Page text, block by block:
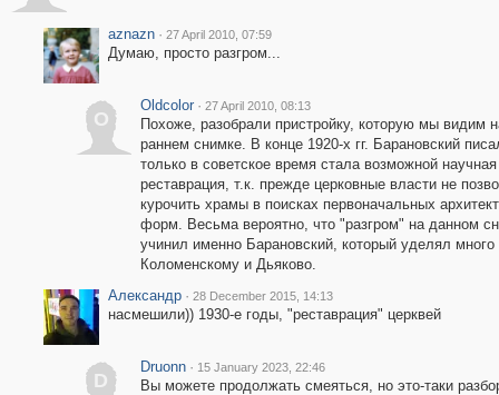
aznazn · 27 April 2010, 07:59
Думаю, просто разгром...
O
Oldcolor · 27 April 2010, 08:13
Похоже, разобрали пристройку, которую мы видим
раннем снимке. В конце 1920-х гг. Барановский
только в советское время стала возможной научная
реставрация, т.к. прежде церковные власти не
курочить храмы в поисках первоначальных
форм. Весьма вероятно, что "разгром" на данном
учинил именно Барановский, который уделял много
Коломенскому и Дьяково.
Александр · 28 December 2015, 14:13
насмешили)) 1930-е годы, "реставрация" церквей
D
Druonn · 15 January 2023, 22:46
Вы можете продолжать смеяться, но это-таки